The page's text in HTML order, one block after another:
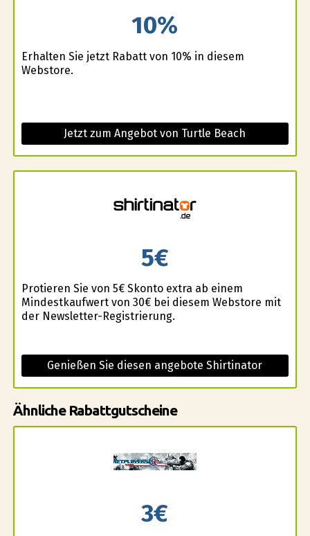
10%
Erhalten Sie jetzt Rabatt von 10% in diesem
Webstore.
Jetzt zum Angebot von Turtle Beach
5€
Profitieren Sie von 5€ Skonto extra ab einem
Mindestkaufwert von 30€ bei diesem Webstore mit
der Newsletter-Registrierung.
Genießen Sie diesen angebote Shirtinator
Ähnliche Rabattgutscheine
3€